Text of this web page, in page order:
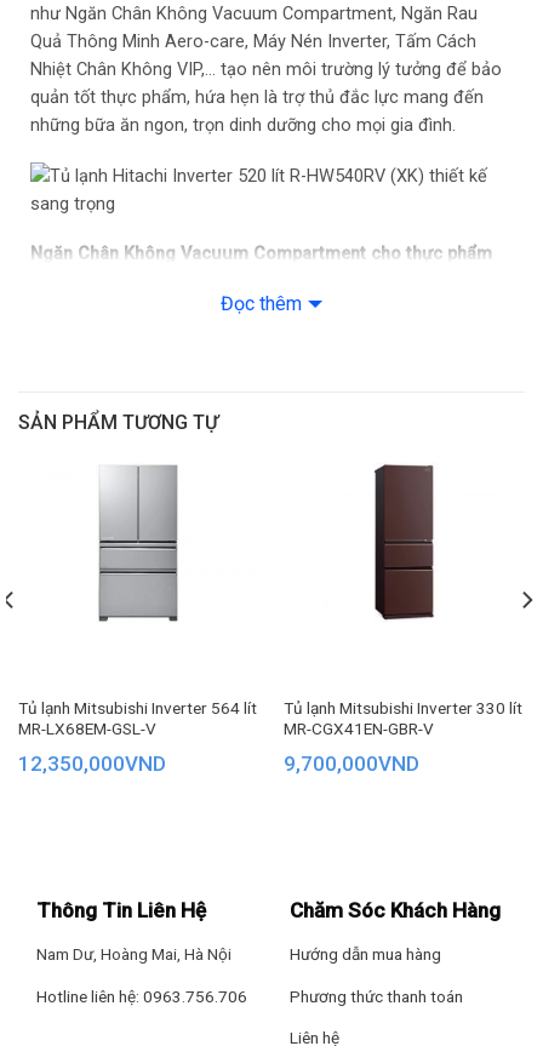
Chất liệu bên
ngoài:
Gương đen pha lê
Công nghệ
Inverter:
Có
Làm đá tự động:
Có
Lấy nước bên
ngoài:
Không
cửa:
như Ngăn Chân Không Vacuum Compartment, Ngăn Rau
Quả Thông Minh Aero-care, Máy Nén Inverter, Tấm Cách
Nhiệt Chân Không VIP,… tạo nên môi trường lý tưởng để bảo
quản tốt thực phẩm, hứa hẹn là trợ thủ đắc lực mang đến
những bữa ăn ngon, trọn dinh dưỡng cho mọi gia đình.
Ngăn Chân Không Vacuum Compartment cho thực phẩm
Tủ lạnh Hitachi Inverter 520 lít R-HW540RV (XK)
chịu được áp suất ở ngưỡng 0.8 atm (áp suất khí quyển) nhờ
phẩm từ sữa giữ được sự tươi ngon và dinh dưỡng tuyệt vời,
sẵn sàng chế biến ngay mà không cần rã đông, dễ dàng cắt
Đọc thêm
SẢN PHẨM TƯƠNG TỰ
Tủ lạnh Mitsubishi Inverter 564 lít
MR-LX68EM-GSL-V
12,350,000VND
Tủ lạnh Mitsubishi Inverter 330 lít
MR-CGX41EN-GBR-V
9,700,000VND
Thông Tin Liên Hệ
Nam Dư, Hoàng Mai, Hà Nội
Hotline liên hệ: 0963.756.706
Chăm Sóc Khách Hàng
Hướng dẫn mua hàng
Phương thức thanh toán
Liên hệ